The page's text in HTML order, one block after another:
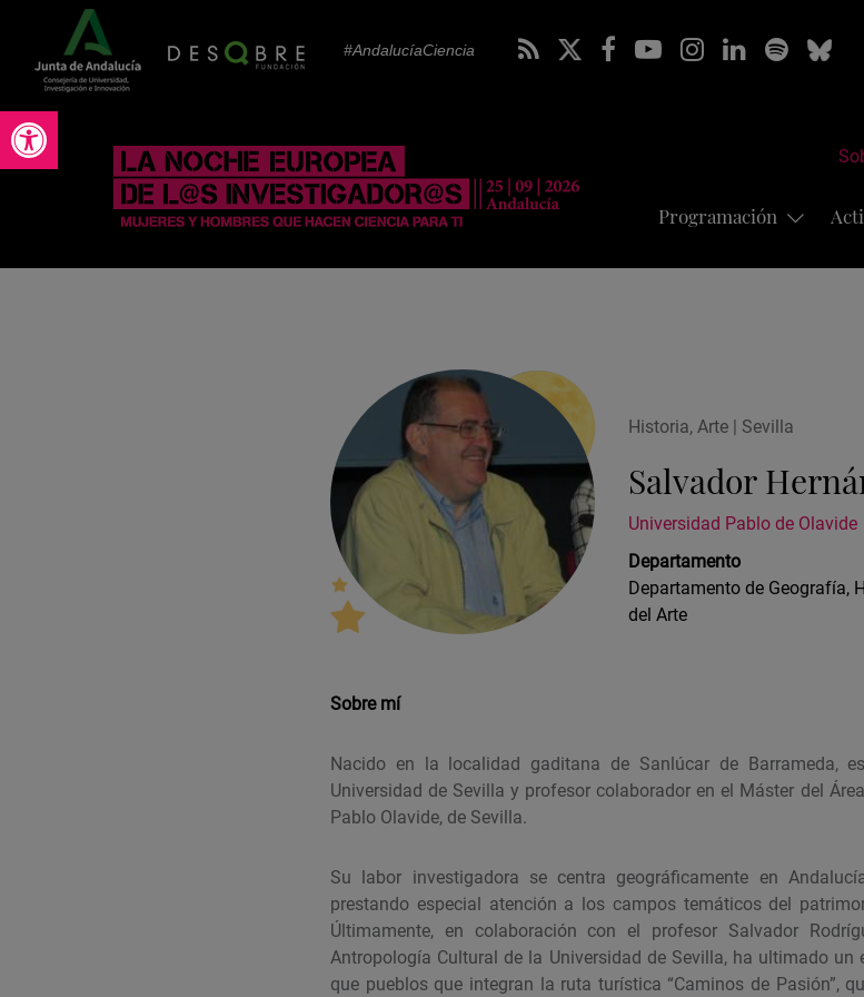
Abrir barra de herramientas
#AndalucíaCiencia
Programación
Historia, Arte | Sevilla
Salvador
Universidad Pablo de Olavide
Departamento
Departamento de Geografía,
del Arte
Sobre mí
Nacido en la localidad gaditana de Sanlúcar de Barrameda,
Universidad de Sevilla y profesor colaborador en el Máster del
Pablo Olavide, de Sevilla.
Su labor investigadora se centra geográficamente en
prestando especial atención a los campos temáticos del
Últimamente, en colaboración con el profesor Salvador
Antropología Cultural de la Universidad de Sevilla, ha ultimado
que pueblos que integran la ruta turística “Caminos de Pasión”,